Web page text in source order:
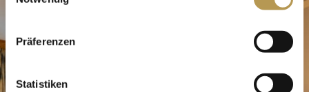
Präferenzen
Statistiken